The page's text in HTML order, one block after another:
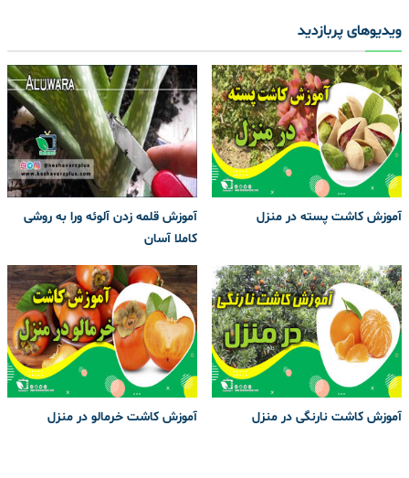
ویدیوهای پربازدید
آموزش کاشت پسته در منزل
آموزش قلمه زدن آلوئه ورا به روشی
کاملا آسان
آموزش کاشت نارنگی در منزل آموزش کاشت خرمالو در منزل